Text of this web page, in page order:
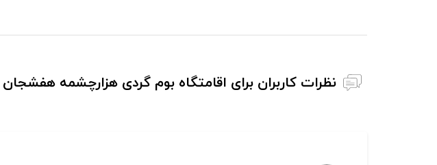
نظرات کاربران برای اقامتگاه بوم گردی هزارچشمه هفشجان